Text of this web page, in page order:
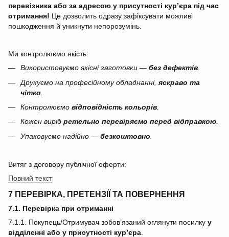
перевізника або за адресою у присутності кур’єра під час
отримання! Це дозволить одразу зафіксувати можливі
пошкодження й уникнути непорозумінь.
Ми контролюємо якість:
Використовуємо якісні заготовки — без дефектів
Друкуємо на професійному обладнанні, яскраво та
чітко
Контролюємо відповідність кольорів
Кожен вирібретельно перевіряємо перед відправкою.
Упаковуємо надійно — безкоштовно
Витяг з договору публічної оферти:
Повний текст
7 ПЕРЕВІРКА, ПРЕТЕНЗІЇ ТА ПОВЕРНЕННЯ
7.1. Перевірка при отриманні
7.1.1. Покупець/Отримувач зобов’язаний оглянути посилку у
відділенні або у присутності кур’єра